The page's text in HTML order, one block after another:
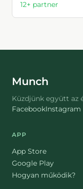
12+ partner
Munch
Küzdjünk együtt az
FacebookInstagram
APP
App Store
Google Play
Hogyan működik?